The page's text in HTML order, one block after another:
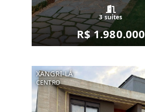
3 suítes
R$ 1.980.000
XANGRI-LÁ
CENTRO